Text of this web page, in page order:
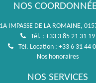
NOS
IMPASSE DE LA ROMAINE,
Tél. : +33 3 85 21 31 19
Tél. Location : +33 6 31 44
Nos honoraires
NOS SERVICES